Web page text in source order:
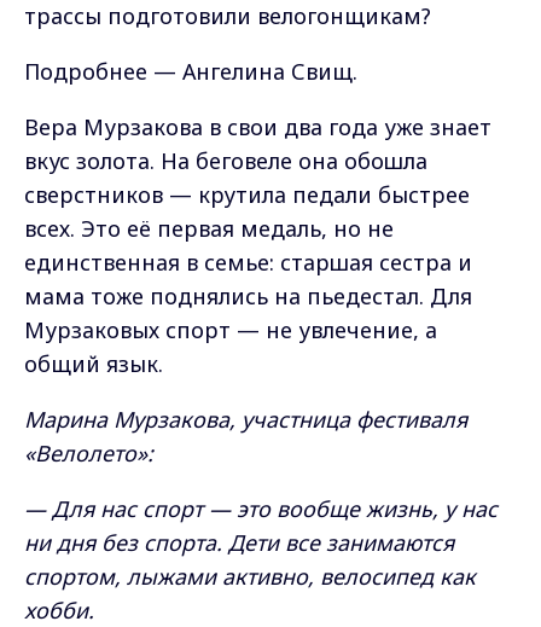
трассы подготовили велогонщикам?
Подробнее — Ангелина Свищ.
Вера Мурзакова в свои два года уже знает
вкус золота. На беговеле она обошла
сверстников — крутила педали быстрее
всех. Это её первая медаль, но не
единственная в семье: старшая сестра и
мама тоже поднялись на пьедестал. Для
Мурзаковых спорт — не увлечение, а
общий язык.
Марина Мурзакова, участница фестиваля
«Велолето»:
— Для нас спорт — это вообще жизнь, у нас
ни дня без спорта. Дети все занимаются
спортом, лыжами активно, велосипед как
хобби.